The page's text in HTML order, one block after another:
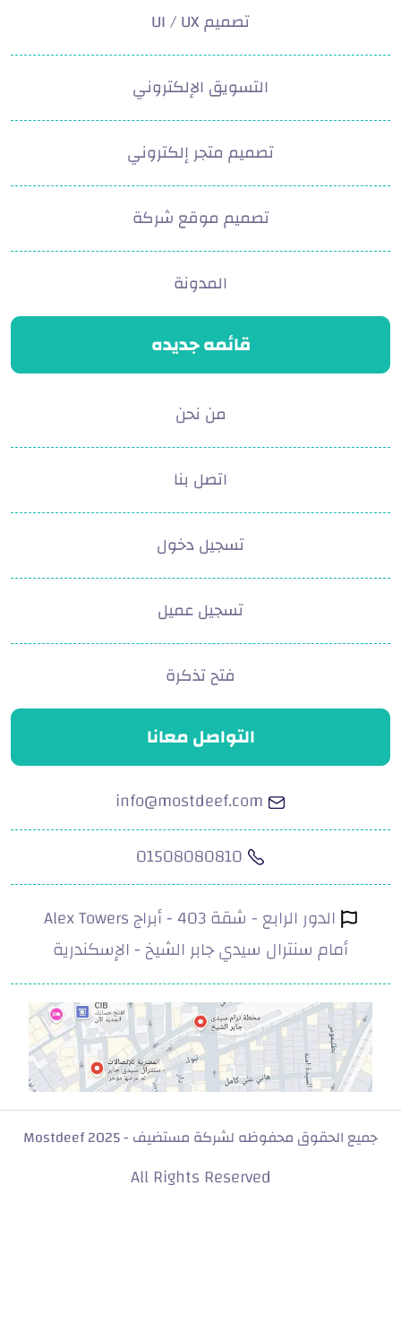
تصميم UI / UX
التسويق الإلكتروني
تصميم متجر إلكتروني
تصميم موقع شركة
المدونة
قائمه جديده
من نحن
اتصل بنا
تسجيل دخول
تسجيل عميل
فتح تذكرة
التواصل معانا
الدور الرابع - شقة 403 - أبراج Alex Towers
أمام سنترال سيدي جابر الشيخ - الإسكندرية
جميع الحقوق محفوظه لشركة مستضيف - Mostdeef 2025
All Rights Reserved